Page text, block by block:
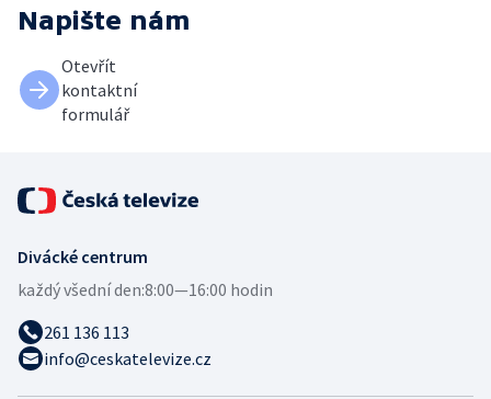
Napište nám
Otevřít
kontaktní
formulář
Divácké centrum
každý všední den:8:00—16:00 hodin
261 136 113
info@ceskatelevize.cz